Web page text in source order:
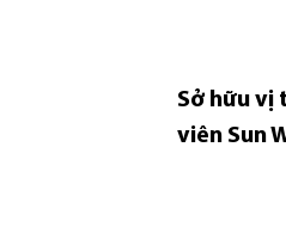
Sở hữu vị
viên Sun